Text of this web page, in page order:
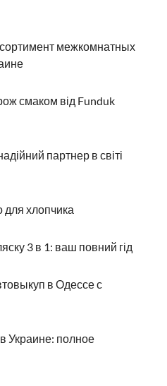
межкомнатных
смаком від Funduk
партнер в світі
для хлопчика
3 в 1: ваш повний гід
в Одессе с
Украине: полное